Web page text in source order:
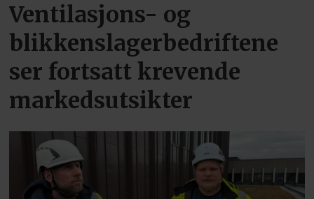
Ventilasjons- og
blikkenslagerbedriftene
ser fortsatt krevende
markedsutsikter